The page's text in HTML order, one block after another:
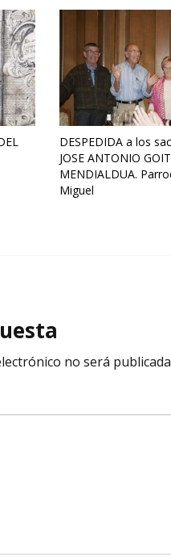
DESPEDIDA a los
JOSE ANTONIO
MENDIALDUA.
Miguel
no será